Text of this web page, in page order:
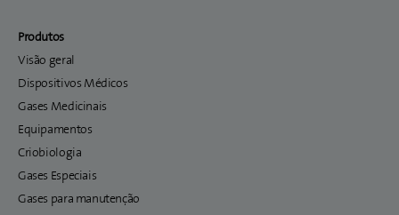
Produtos
Visão geral
Dispositivos Médicos
Gases Medicinais
Equipamentos
Criobiologia
Gases Especiais
Gases para manutenção